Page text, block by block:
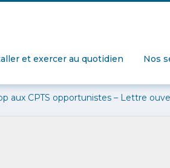
et exercer au quotidien Nos
aux CPTS opportunistes – Lettre